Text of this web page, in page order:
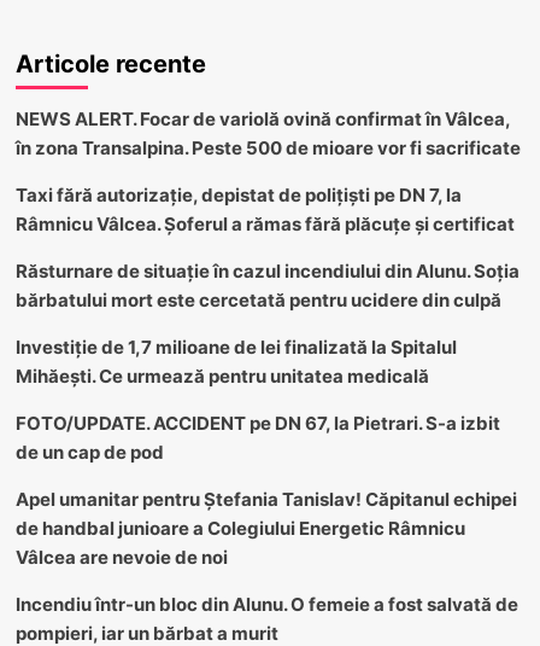
Articole recente
NEWS ALERT. Focar de variolă ovină confirmat în Vâlcea,
în zona Transalpina. Peste 500 de mioare vor fi sacrificate
Taxi fără autorizație, depistat de polițiști pe DN 7, la
Râmnicu Vâlcea. Șoferul a rămas fără plăcuțe și certificat
Răsturnare de situație în cazul incendiului din Alunu. Soția
bărbatului mort este cercetată pentru ucidere din culpă
Investiție de 1,7 milioane de lei finalizată la Spitalul
Mihăești. Ce urmează pentru unitatea medicală
FOTO/UPDATE. ACCIDENT pe DN 67, la Pietrari. S-a izbit
de un cap de pod
Apel umanitar pentru Ștefania Tanislav! Căpitanul echipei
de handbal junioare a Colegiului Energetic Râmnicu
Vâlcea are nevoie de noi
Incendiu într-un bloc din Alunu. O femeie a fost salvată de
pompieri, iar un bărbat a murit